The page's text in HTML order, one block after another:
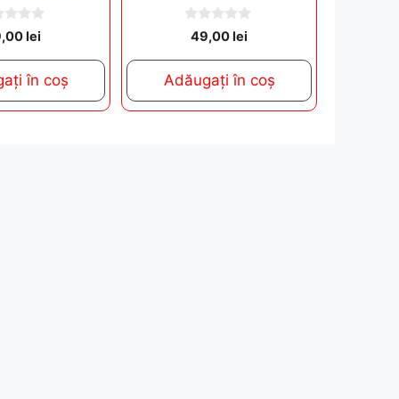
lei
în coș
o
o
5
49,00 lei
Adăugați în coș